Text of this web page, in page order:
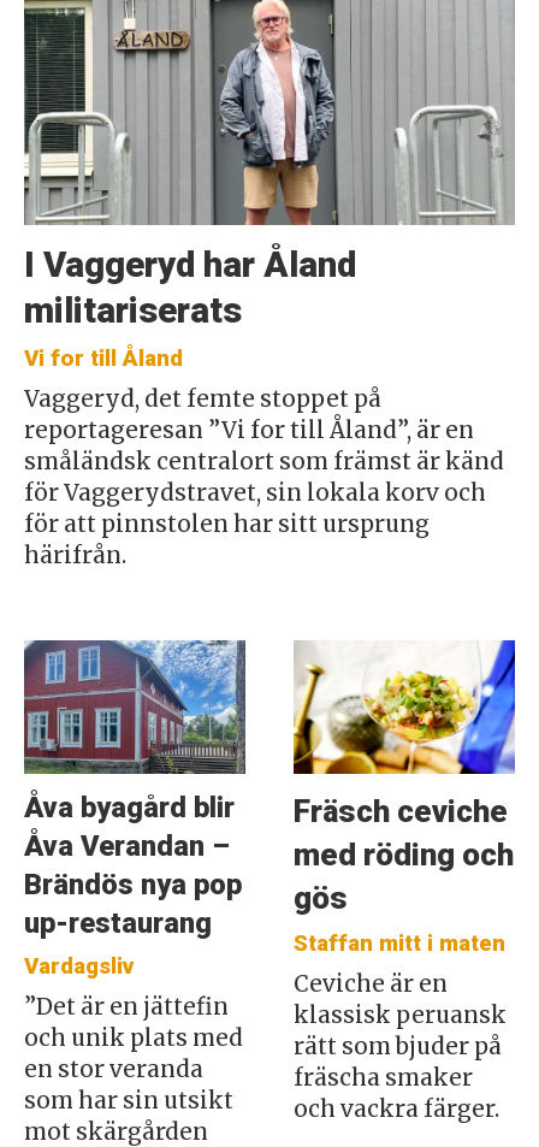
I Vaggeryd har Åland
militariserats
Vi for till Åland
Vaggeryd, det femte stoppet på
reportageresan ”Vi for till Åland”, är en
småländsk centralort som främst är känd
för Vaggerydstravet, sin lokala korv och
för att pinnstolen har sitt ursprung
härifrån.
Åva byagård blir
Åva Verandan –
Brändös nya pop
up-restaurang
Vardagsliv
”Det är en jättefin
och unik plats med
en stor veranda
som har sin utsikt
mot skärgården
Fräsch ceviche
med röding och
gös
Staffan mitt i maten
Ceviche är en
klassisk peruansk
rätt som bjuder på
fräscha smaker
och vackra färger.